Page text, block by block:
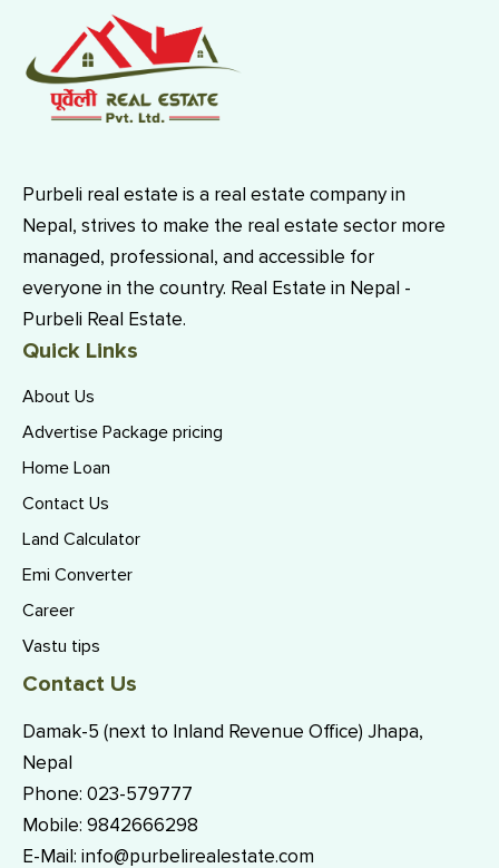
Purbeli real estate is a real estate company in
Nepal, strives to make the real estate sector more
managed, professional, and accessible for
everyone in the country. Real Estate in Nepal -
Purbeli Real Estate.
Quick Links
About Us
Advertise Package pricing
Home Loan
Contact Us
Land Calculator
Emi Converter
Career
Vastu tips
Contact Us
Damak-5 (next to Inland Revenue Office) Jhapa,
Nepal
Phone: 023-579777
Mobile: 9842666298
E-Mail: info@purbelirealestate.com